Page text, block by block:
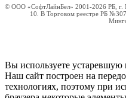
© ООО «СофтЛайнБел» 2001-2026 РБ, г.
10. В Торговом реестре РБ
Вы используете устаревшую
Наш сайт построен на
технологиях, поэтому при